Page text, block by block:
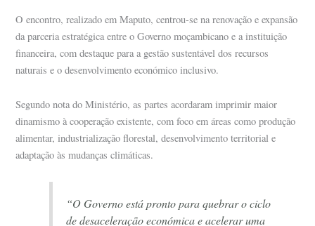
O encontro, realizado em Maputo, centrou-se na renovação e expansão
da parceria estratégica entre o Governo moçambicano e a instituição
financeira, com destaque para a gestão sustentável dos recursos
naturais e o desenvolvimento económico inclusivo.
Segundo nota do Ministério, as partes acordaram imprimir maior
dinamismo à cooperação existente, com foco em áreas como produção
alimentar, industrialização florestal, desenvolvimento territorial e
adaptação às mudanças climáticas.
“O Governo está pronto para quebrar o ciclo
de desaceleração económica e acelerar uma